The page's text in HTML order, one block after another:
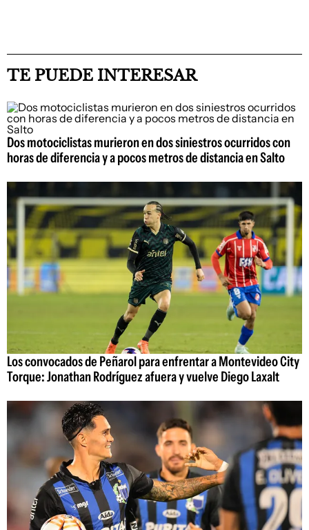
TE PUEDE INTERESAR
Dos motociclistas murieron en dos siniestros ocurridos con
horas de diferencia y a pocos metros de distancia en Salto
Los convocados de Peñarol para enfrentar a Montevideo City
Torque: Jonathan Rodríguez afuera y vuelve Diego Laxalt